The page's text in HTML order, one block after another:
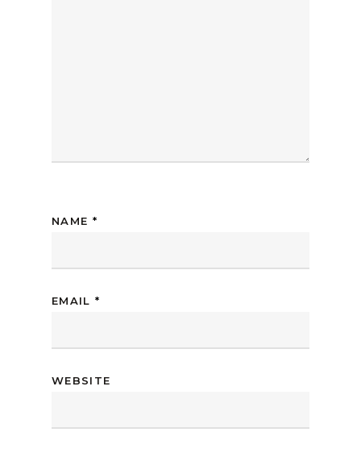
NAME *
EMAIL *
WEBSITE